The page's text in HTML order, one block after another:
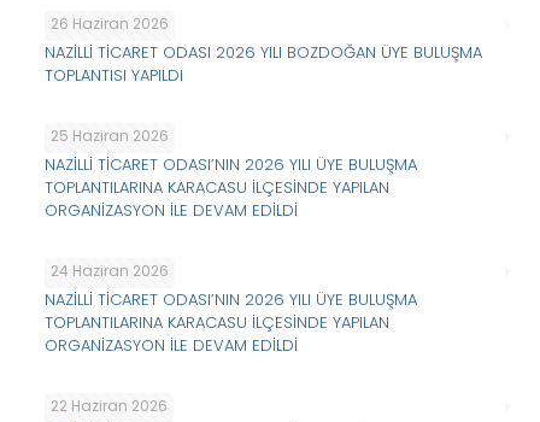
26 Haziran 2026
NAZİLLİ TİCARET ODASI 2026 YILI BOZDOĞAN ÜYE BULUŞMA
TOPLANTISI YAPILDI
25 Haziran 2026
NAZİLLİ TİCARET ODASI’NIN 2026 YILI ÜYE BULUŞMA
TOPLANTILARINA KARACASU İLÇESİNDE YAPILAN
ORGANİZASYON İLE DEVAM EDİLDİ
24 Haziran 2026
NAZİLLİ TİCARET ODASI’NIN 2026 YILI ÜYE BULUŞMA
TOPLANTILARINA KARACASU İLÇESİNDE YAPILAN
ORGANİZASYON İLE DEVAM EDİLDİ
22 Haziran 2026